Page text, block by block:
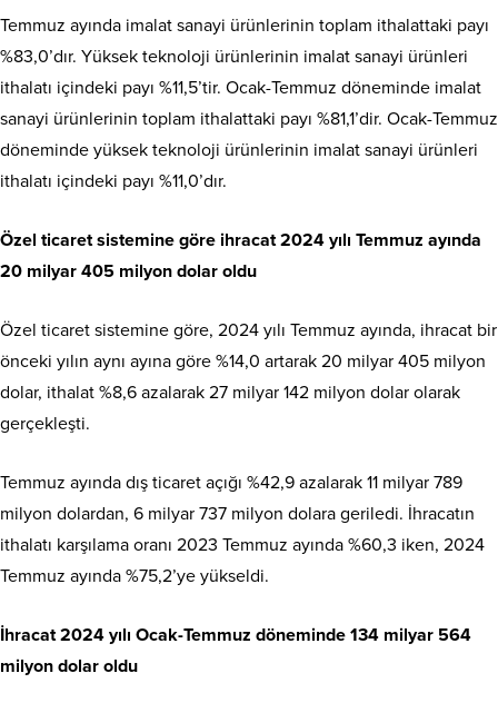
Temmuz ayında imalat sanayi ürünlerinin toplam ithalattaki payı
%83,0’dır. Yüksek teknoloji ürünlerinin imalat sanayi ürünleri
ithalatı içindeki payı %11,5’tir. Ocak-Temmuz döneminde imalat
sanayi ürünlerinin toplam ithalattaki payı %81,1’dir. Ocak-Temmuz
döneminde yüksek teknoloji ürünlerinin imalat sanayi ürünleri
ithalatı içindeki payı %11,0’dır.
Özel ticaret sistemine göre ihracat 2024 yılı Temmuz ayında
20 milyar 405 milyon dolar oldu
Özel ticaret sistemine göre, 2024 yılı Temmuz ayında, ihracat bir
önceki yılın aynı ayına göre %14,0 artarak 20 milyar 405 milyon
dolar, ithalat %8,6 azalarak 27 milyar 142 milyon dolar olarak
gerçekleşti.
Temmuz ayında dış ticaret açığı %42,9 azalarak 11 milyar 789
milyon dolardan, 6 milyar 737 milyon dolara geriledi. İhracatın
ithalatı karşılama oranı 2023 Temmuz ayında %60,3 iken, 2024
Temmuz ayında %75,2’ye yükseldi.
İhracat 2024 yılı Ocak-Temmuz döneminde 134 milyar 564
milyon dolar oldu